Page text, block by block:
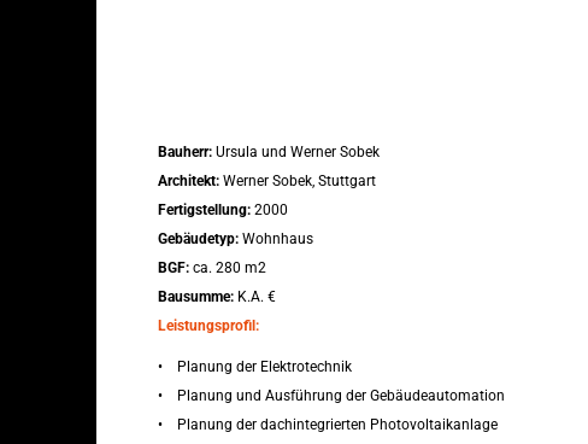
Bauherr:Ursula und Werner Sobek
Architekt:Werner Sobek, Stuttgart
Fertigstellung:2000
Gebäudetyp:Wohnhaus
BGF:ca. 280 m2
Bausumme:K.A. €
Leistungsprofil:
• Planung der Elektrotechnik
• Planung und Ausführung der Gebäudeautomation
• Planung der dachintegrierten Photovoltaikanlage